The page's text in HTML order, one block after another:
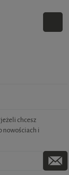
chcesz
nowościach i